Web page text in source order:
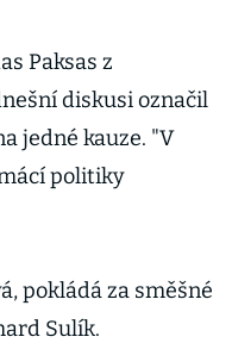
Paksas z
diskusi označil
jedné kauze. "V
politiky
pokládá za směšné
Sulík.